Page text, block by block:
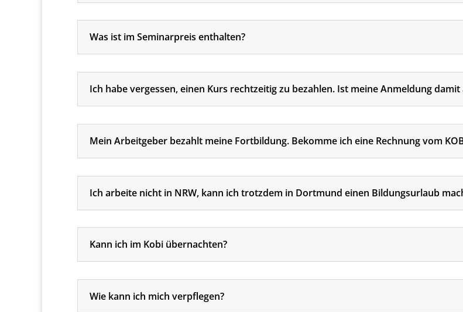
Was ist im Seminarpreis enthalten?
Ich habe vergessen, einen Kurs rechtzeitig zu bezahlen. Ist meine Anmeldung
Mein Arbeitgeber bezahlt meine Fortbildung. Bekomme ich eine Rechnung vom
Ich arbeite nicht in NRW, kann ich trotzdem in Dortmund einen Bildungsurlaub
Kann ich im Kobi übernachten?
Wie kann ich mich verpflegen?